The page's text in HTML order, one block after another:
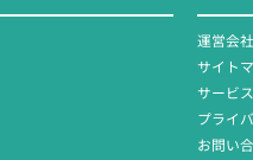
運営会
サイト
サービ
プライ
お問い